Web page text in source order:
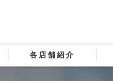
各店舗紹介